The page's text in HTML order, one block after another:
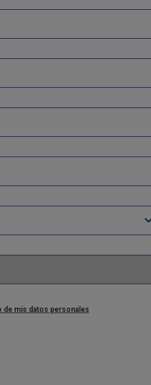
de mis datos personales